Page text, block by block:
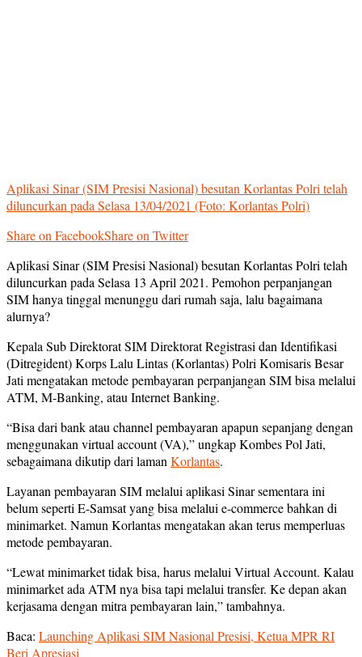
Aplikasi Sinar (SIM Presisi Nasional) besutan Korlantas Polri telah
diluncurkan pada Selasa 13/04/2021 (Foto: Korlantas Polri)
Share on FacebookShare on Twitter
Aplikasi Sinar (SIM Presisi Nasional) besutan Korlantas Polri telah
diluncurkan pada Selasa 13 April 2021. Pemohon perpanjangan
SIM hanya tinggal menunggu dari rumah saja, lalu bagaimana
alurnya?
Kepala Sub Direktorat SIM Direktorat Registrasi dan Identifikasi
(Ditregident) Korps Lalu Lintas (Korlantas) Polri Komisaris Besar
Jati mengatakan metode pembayaran perpanjangan SIM bisa melalui
ATM, M-Banking, atau Internet Banking.
“Bisa dari bank atau channel pembayaran apapun sepanjang dengan
menggunakan virtual account (VA),” ungkap Kombes Pol Jati,
sebagaimana dikutip dari laman Korlantas.
Layanan pembayaran SIM melalui aplikasi Sinar sementara ini
belum seperti E-Samsat yang bisa melalui e-commerce bahkan di
minimarket. Namun Korlantas mengatakan akan terus memperluas
metode pembayaran.
“Lewat minimarket tidak bisa, harus melalui Virtual Account. Kalau
minimarket ada ATM nya bisa tapi melalui transfer. Ke depan akan
kerjasama dengan mitra pembayaran lain,” tambahnya.
Baca: Launching Aplikasi SIM Nasional Presisi, Ketua MPR RI
Beri Apresiasi